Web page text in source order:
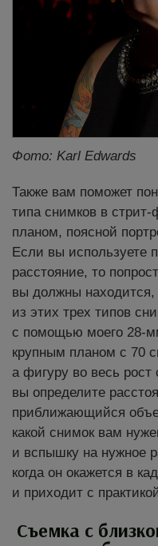
Фото: Karl Edwards
Также вам поможет
типа снимков в
планом, поясной
Если вы используете
расстояние, то
вы должны
из этих трех типов
с помощью моего 28-
крупным планом с 70
а фигуру во весь рост
вы определите
приближающийся
какой снимок вам
и вспышку на нужное
когда он окажется в
и приходит с
Съемка с